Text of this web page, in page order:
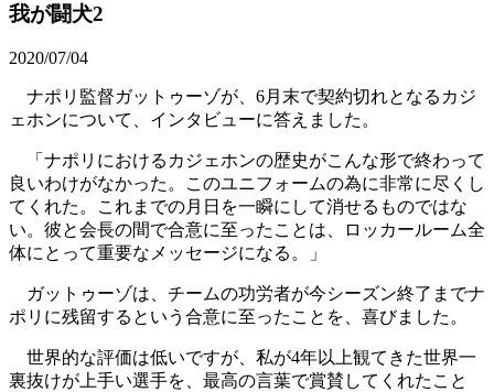
我が闘犬2
2020/07/04
ナポリ監督ガットゥーゾが、6月末で契約切れとなるカジ
ェホンについて、インタビューに答えました。
「ナポリにおけるカジェホンの歴史がこんな形で終わって
良いわけがなかった。このユニフォームの為に非常に尽くし
てくれた。これまでの月日を一瞬にして消せるものではな
い。彼と会長の間で合意に至ったことは、ロッカールーム全
体にとって重要なメッセージになる。」
ガットゥーゾは、チームの功労者が今シーズン終了までナ
ポリに残留するという合意に至ったことを、喜びました。
世界的な評価は低いですが、私が4年以上観てきた世界一
裏抜けが上手い選手を、最高の言葉で賞賛してくれたこと